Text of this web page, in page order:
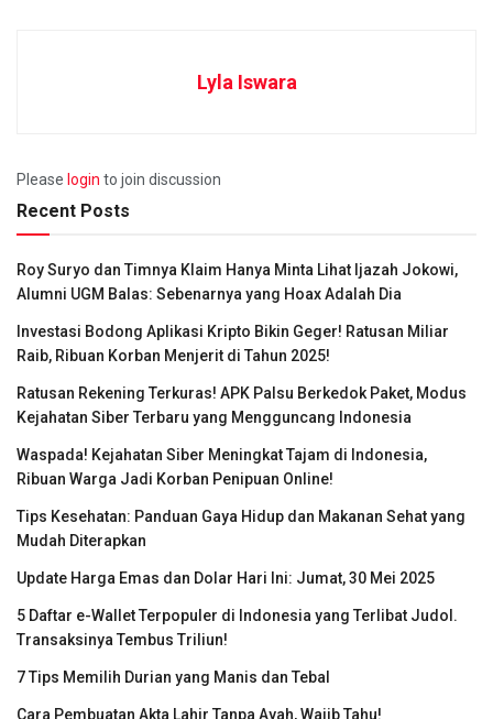
Lyla Iswara
Please login to join discussion
Recent Posts
Roy Suryo dan Timnya Klaim Hanya Minta Lihat Ijazah Jokowi,
Alumni UGM Balas: Sebenarnya yang Hoax Adalah Dia
Investasi Bodong Aplikasi Kripto Bikin Geger! Ratusan Miliar
Raib, Ribuan Korban Menjerit di Tahun 2025!
Ratusan Rekening Terkuras! APK Palsu Berkedok Paket, Modus
Kejahatan Siber Terbaru yang Mengguncang Indonesia
Waspada! Kejahatan Siber Meningkat Tajam di Indonesia,
Ribuan Warga Jadi Korban Penipuan Online!
Tips Kesehatan: Panduan Gaya Hidup dan Makanan Sehat yang
Mudah Diterapkan
Update Harga Emas dan Dolar Hari Ini: Jumat, 30 Mei 2025
5 Daftar e-Wallet Terpopuler di Indonesia yang Terlibat Judol.
Transaksinya Tembus Triliun!
7 Tips Memilih Durian yang Manis dan Tebal
Cara Pembuatan Akta Lahir Tanpa Ayah, Wajib Tahu!